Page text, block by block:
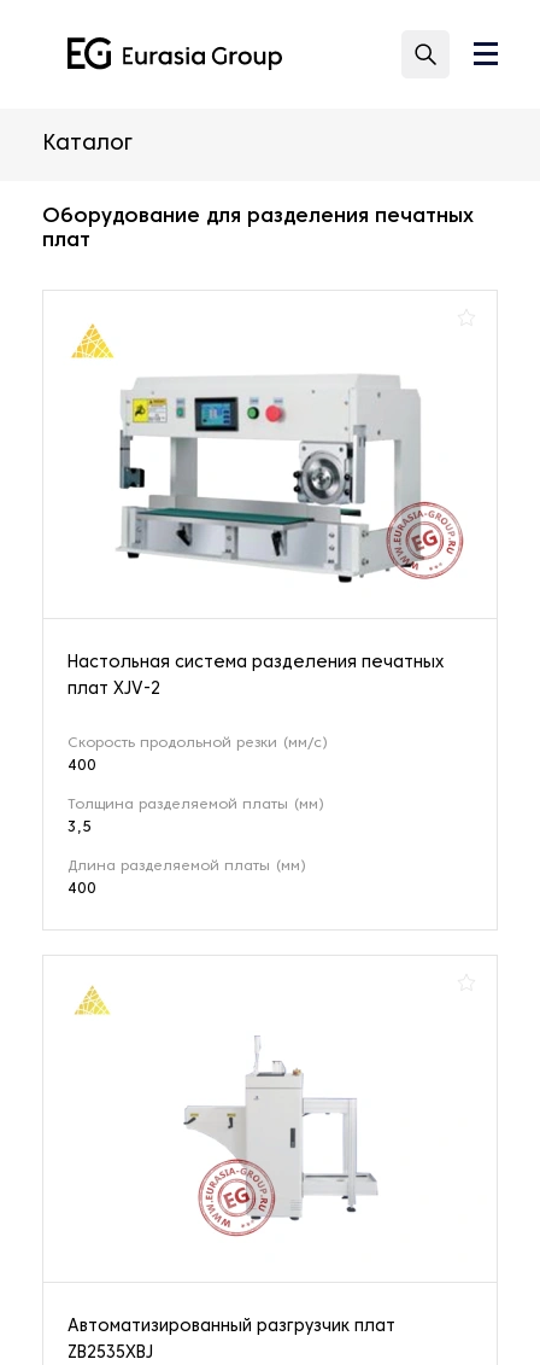
Каталог
Оборудование для разделения печатных
плат
Настольная система разделения печатных
плат XJV-2
Скорость продольной резки (мм/с)
400
Толщина разделяемой платы (мм)
3,5
Длина разделяемой платы (мм)
400
Автоматизированный разгрузчик плат
ZB2535XBJ